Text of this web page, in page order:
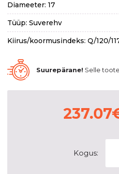
Diameeter: 17
Tüüp: Suverehv
Kiirus/koormusindeks: Q/120/
Suurepärane! Selle
237.07
Kogus:
M/